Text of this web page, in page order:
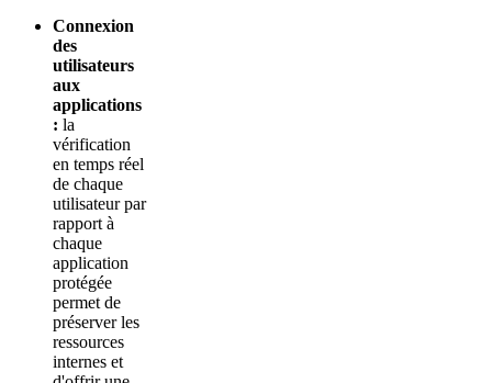
Connexion
des
utilisateurs
aux
applications
: la
vérification
en temps réel
de chaque
utilisateur par
rapport à
chaque
application
protégée
permet de
préserver les
ressources
internes et